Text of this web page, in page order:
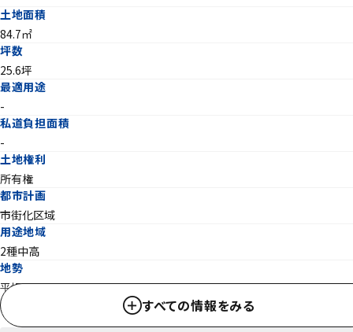
土地面積
84.7㎡
坪数
25.6坪
最適用途
-
私道負担面積
-
土地権利
所有権
都市計画
市街化区域
用途地域
2種中高
地勢
平坦
建ぺい率
60％
すべての情報をみる